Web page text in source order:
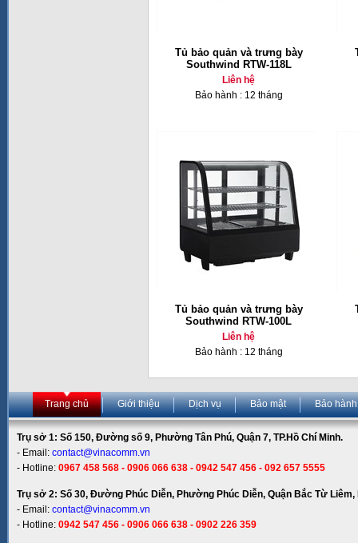
Tủ bảo quản và trưng bày
Southwind RTW-118L
Liên hệ
Bảo hành : 12 tháng
Tủ bảo quản và trưng bày
Southwind RTW-100L
Liên hệ
Bảo hành : 12 tháng
Trang chủ Giới thiệu Dịch vụ Bảo mật Bảo hành
Trụ sở 1: Số 150, Đường số 9, Phường Tân Phú, Quận 7, TP.Hồ Chí Minh.
- Email: contact@vinacomm.vn
- Hotline: 0967 458 568 - 0906 066 638 - 0942 547 456 - 092 657 5555
Trụ sở 2: Số 30, Đường Phúc Diễn, Phường Phúc Diễn, Quận Bắc Từ Liêm,
- Email: contact@vinacomm.vn
- Hotline: 0942 547 456 - 0906 066 638 - 0902 226 359